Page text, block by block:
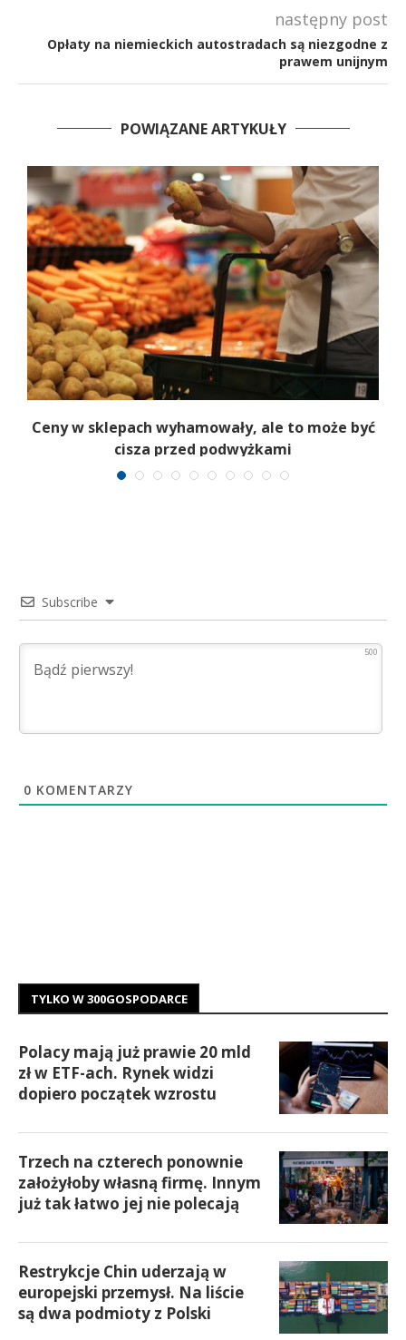
następny post
Opłaty na niemieckich autostradach są niezgodne z
prawem unijnym
POWIĄZANE ARTYKUŁY
Ceny w sklepach wyhamowały, ale to może być
cisza przed podwyżkami
Subscribe
500
0 KOMENTARZY
TYLKO W 300GOSPODARCE
Polacy mają już prawie 20 mld
zł w ETF-ach. Rynek widzi
dopiero początek wzrostu
Trzech na czterech ponownie
założyłoby własną firmę. Innym
już tak łatwo jej nie polecają
Restrykcje Chin uderzają w
europejski przemysł. Na liście
są dwa podmioty z Polski